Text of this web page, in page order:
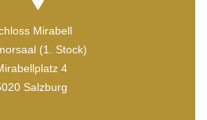
Mirabell
(1. Stock)
4
Salzburg